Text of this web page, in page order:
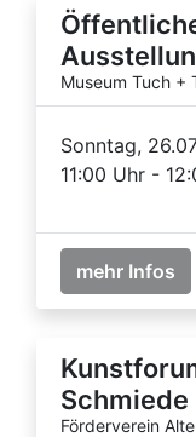
Museum Tuch +
Sonntag,
11:00 Uhr -
mehr Infos
Förderverein